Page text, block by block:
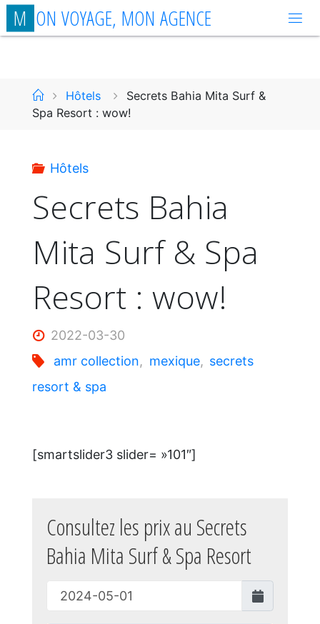
Aller
auM ON VOYAGE, MON AGENCE
AccueilHôtels
Secrets Bahia Mita Surf &
Spa Resort : wow!
Hôtels
Secrets Bahia
Mita Surf & Spa
Resort : wow!
2022-03-30
amr collection, mexique, secrets
resort & spa
[smartslider3 slider= »101″]
Consultez les prix au Secrets
Bahia Mita Surf & Spa Resort